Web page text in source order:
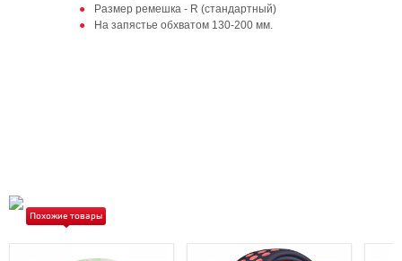
Размер ремешка - R (стандартный)
На запястье обхватом 130‑200 мм.
Похожие товары